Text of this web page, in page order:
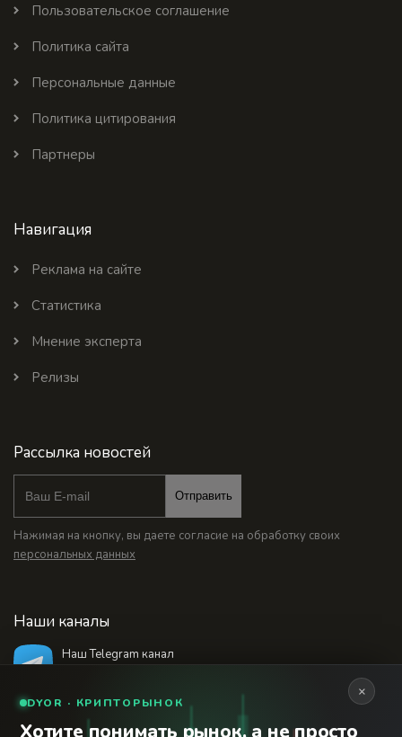
Пользовательское соглашение
Политика сайта
Персональные данные
Политика цитирования
Партнеры
Навигация
Реклама на сайте
Статистика
Мнение эксперта
Релизы
Рассылка новостей
Отправить
Нажимая на кнопку, вы даете согласие на обработку своих
персональных данных
Наши каналы
Наш Telegram канал
© 2026 Финансовый интернет-портал «Банки
×
DYOR · КРИПТОРЫНОК
Хотите понимать рынок, а не просто